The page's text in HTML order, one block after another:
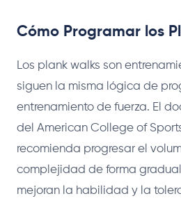
Cómo Programar los
Los plank walks son
siguen la misma lógica de
entrenamiento de fuerza. El
del American College of
recomienda progresar el
complejidad de forma
mejoran la habilidad y la